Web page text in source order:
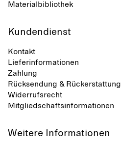
Materialbibliothek
Kundendienst
Kontakt
Lieferinformationen
Zahlung
Rücksendung & Rückerstattung
Widerrufsrecht
Mitgliedschaftsinformationen
Weitere Informationen